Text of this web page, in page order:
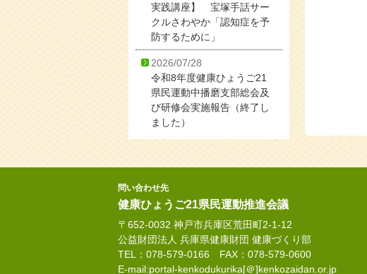
実践講座】 宝塚手話サー
クルさわやか「認知症を予
防するために」
2026/07/28
令和8年度健康ひょうご21
県民運動中播磨支部総会及
び研修会実施報告（終了し
ました）
問い合わせ先
健康ひょうご21県民運動推進会議
〒652-0032 神戸市兵庫区荒田町2-1-12
公益財団法人 兵庫県健康財団 健康づくり部
TEL：078-579-0166 FAX：078-579-0600
E-mail:portal-kenkodukurika[＠]kenkozaidan.or.jp